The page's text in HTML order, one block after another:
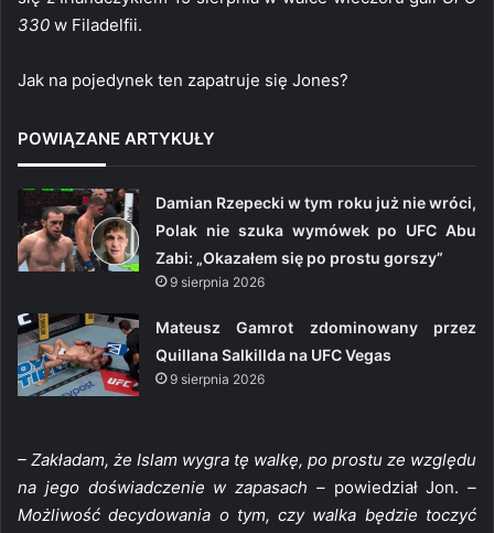
330 w Filadelfii.
Jak na pojedynek ten zapatruje się Jones?
POWIĄZANE ARTYKUŁY
Damian Rzepecki w tym roku już nie wróci,
Polak nie szuka wymówek po UFC Abu
Zabi: „Okazałem się po prostu gorszy”
9 sierpnia 2026
Mateusz Gamrot zdominowany przez
Quillana Salkillda na UFC Vegas
9 sierpnia 2026
– Zakładam, że Islam wygra tę walkę, po prostu ze względu
na jego doświadczenie w zapasach –powiedział Jon. –
Możliwość decydowania o tym, czy walka będzie toczyć